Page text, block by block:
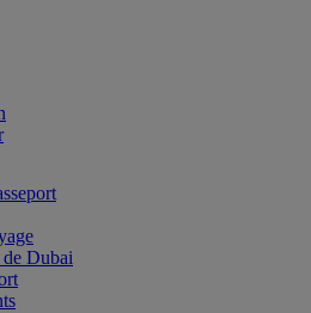
Dubai